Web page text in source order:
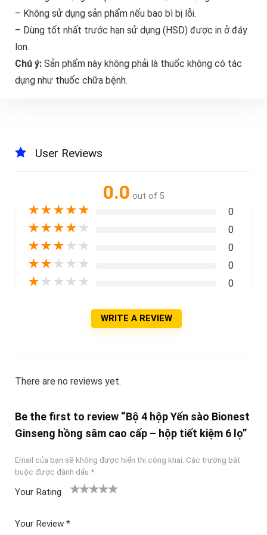
– Không sử dụng sản phẩm nếu bao bì bị lỗi.
– Dùng tốt nhất trước hạn sử dụng (HSD) được in ở đáy
lon.
Chú ý: Sản phẩm này không phải là thuốc không có tác
dụng như thuốc chữa bệnh.
User Reviews
0.0 out of 5
★★★★★ 0
★★★★ ★ 0
★★★ ★ ★ 0
★★ ★ ★ ★ 0
★ ★ ★ ★ ★ 0
WRITE A REVIEW
There are no reviews yet.
Be the first to review “Bộ 4 hộp Yến sào Bionest
Ginseng hồng sâm cao cấp – hộp tiết kiệm 6 lọ”
Email của bạn sẽ không được hiển thị công khai. Các trường bắt
buộc được đánh dấu *
Your Rating
Your Review *